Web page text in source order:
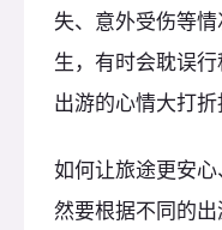
失、意外受伤等
生，有时会耽误
出游的心情大打折
如何让旅途更安
然要根据不同的